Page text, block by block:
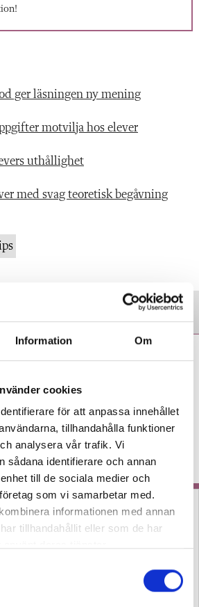
Information Om
cookies
för att anpassa innehållet
tillhandahålla funktioner
analysera vår trafik. Vi
sådana identifierare och annan
till de sociala medier och
som vi samarbetar med.
informationen med annan
tillhandahållit eller som de har
ger läsningen ny mening
motvilja hos elever
uthållighet
med svag teoretisk begåvning
man redan på
att göra det